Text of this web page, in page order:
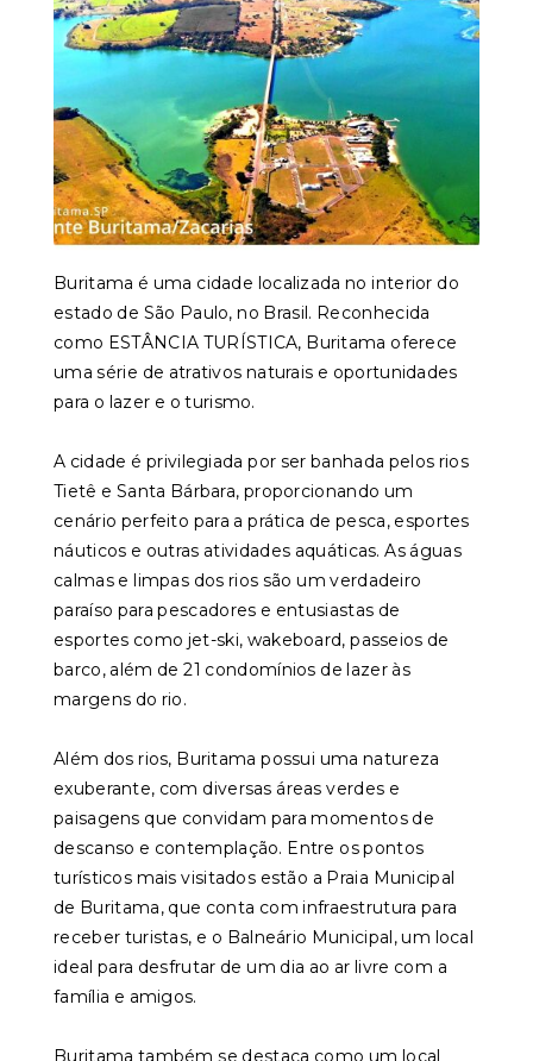
Buritama é uma cidade localizada no interior do
estado de São Paulo, no Brasil. Reconhecida
como ESTÂNCIA TURÍSTICA, Buritama oferece
uma série de atrativos naturais e oportunidades
para o lazer e o turismo.
A cidade é privilegiada por ser banhada pelos rios
Tietê e Santa Bárbara, proporcionando um
cenário perfeito para a prática de pesca, esportes
náuticos e outras atividades aquáticas. As águas
calmas e limpas dos rios são um verdadeiro
paraíso para pescadores e entusiastas de
esportes como jet-ski, wakeboard, passeios de
barco, além de 21 condomínios de lazer às
margens do rio.
Além dos rios, Buritama possui uma natureza
exuberante, com diversas áreas verdes e
paisagens que convidam para momentos de
descanso e contemplação. Entre os pontos
turísticos mais visitados estão a Praia Municipal
de Buritama, que conta com infraestrutura para
receber turistas, e o Balneário Municipal, um local
ideal para desfrutar de um dia ao ar livre com a
família e amigos.
Buritama também se destaca como um local